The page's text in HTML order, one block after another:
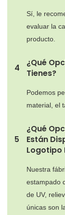
Sí, le
evaluar la
producto.
4
¿Qué
Tienes?
Podemos
material, el
5
¿Qué
Están
Logotipo
Nuestra
estampado
de UV,
únicas son